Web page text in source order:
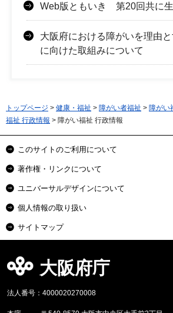
Web版ともいき 第20回共に
大阪府における障がいを理由
に向けた取組みについて
トップページ > 健康・福祉 > 障がい者福祉 > 障がい
福祉 行政情報 > 障がい福祉 行政情報
このサイトのご利用について
著作権・リンクについて
ユニバーサルデザインについて
個人情報の取り扱い
サイトマップ
大阪府庁
法人番号：4000020270008